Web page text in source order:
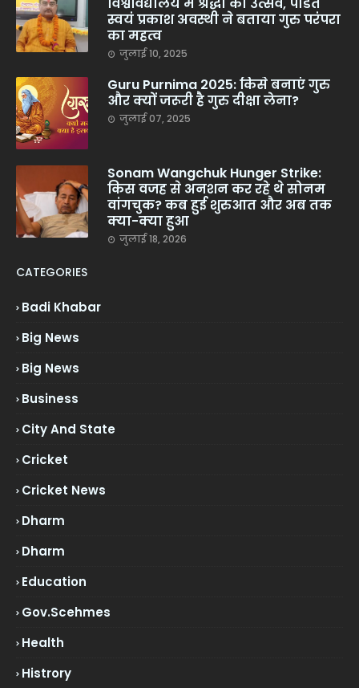
स्वयं प्रकाश अवस्थी ने बताया गुरु परंपरा
का महत्व
जुलाई 10, 2025
Guru Purnima 2025: किसे बनाएं गुरु
और क्यों जरूरी है गुरु दीक्षा लेना?
जुलाई 07, 2025
Sonam Wangchuk Hunger Strike:
किस वजह से अनशन कर रहे थे सोनम
वांगचुक? कब हुई शुरुआत और अब तक
क्या-क्या हुआ
जुलाई 18, 2026
CATEGORIES
Badi Khabar
Big News
Big News
Business
City And State
Cricket
Cricket News
Dharm
Dharm
Education
Gov.scehmes
Health
Histrory